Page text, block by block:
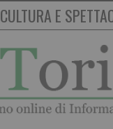
CULTURA E